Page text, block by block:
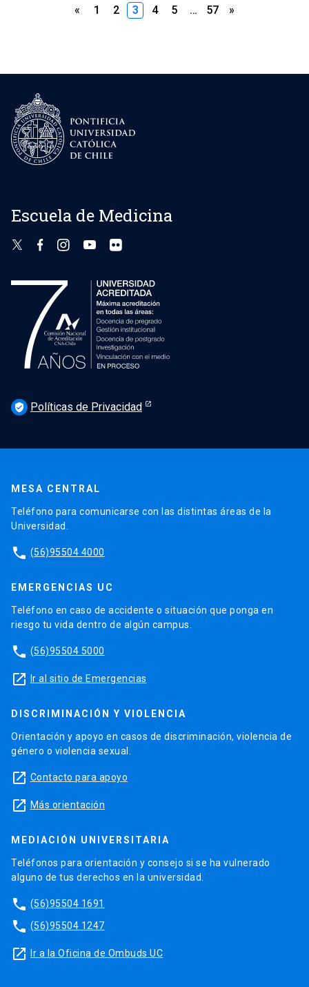
Paginación
« 1 2 3 4 5 … 57 »
Escuela de Medicina
verified_user Políticas de Privacidad
MESA CENTRAL
Teléfono para comunicarse con las distintas áreas de la
Universidad.
phone (56)95504 4000
EMERGENCIAS UC
Teléfono en caso de accidente o situación que ponga en
riesgo tu vida dentro de algún campus.
phone (56)95504 5000
launch Ir al sitio de Emergencias
DISCRIMINACIÓN Y VIOLENCIA
Orientación y apoyo en casos de discriminación, violencia de
género o violencia sexual.
launch Contacto para apoyo
launch Más orientación
MEDIACIÓN UNIVERSITARIA
Teléfonos para orientación y consejo si se ha vulnerado
alguno de tus derechos en la universidad.
phone (56)95504 1691
phone (56)95504 1247
launch Ir a la Oficina de Ombuds UC